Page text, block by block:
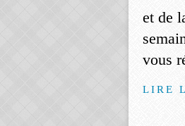
et de
vous
LIRE